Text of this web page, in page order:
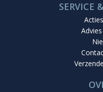
SERVICE